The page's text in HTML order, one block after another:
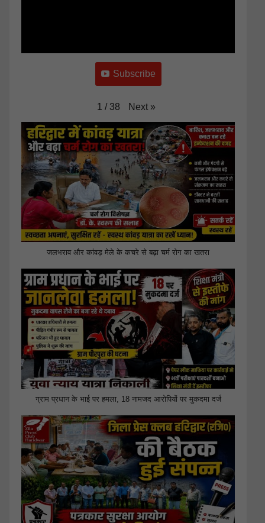
Subscribe
1 / 38 Next »
जलभराव और कांवड़ मेले के कचरे से बढ़ा चर्म रोग का खतरा
ग्राम प्रधान के भाई पर हमला, 18 नामजद आरोपियों पर मुकदमा दर्ज